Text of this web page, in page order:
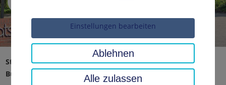
Startseite
Verkehr, Sicherheit, Ordnung
Bus & Bahn
Freizeitbusse im Landkreis Ludwigsburg
Einstellungen bearbeiten
Ablehnen
Alle zulassen